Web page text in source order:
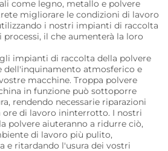
come legno, metallo e polvere
migliorare le condizioni di lavoro
i nostri impianti di raccolta
il che aumenterà la loro
impianti di raccolta della polvere
dell'inquinamento atmosferico e
macchine. Troppa polvere
in funzione può sottoporre
rendendo necessarie riparazioni
ore di lavoro ininterrotto. I nostri
polvere aiuteranno a ridurre ciò,
di lavoro più pulito,
e ritardando l'usura dei vostri